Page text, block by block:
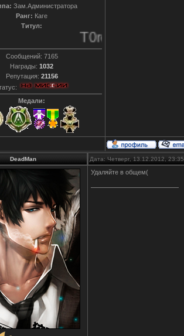
Зам.Администратора
Ранг: Каге
Титул:
T0reador xD
Сообщений: 7165
Награды: 1032
Репутация: 21156
Медали:
DeadMan Дата: Четверг, 13.12.2012,
Удаляйте в общем(